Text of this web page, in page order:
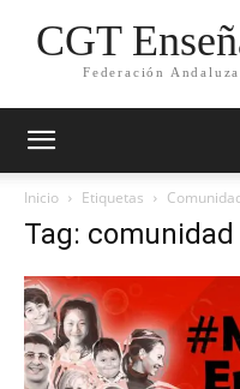
CGT
Federación
Inicio Etiquetas
Tag: